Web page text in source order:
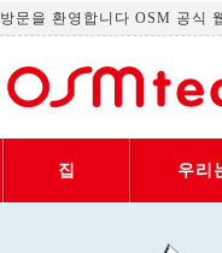
방문을 환영합니다 OSM 공식
집 우리